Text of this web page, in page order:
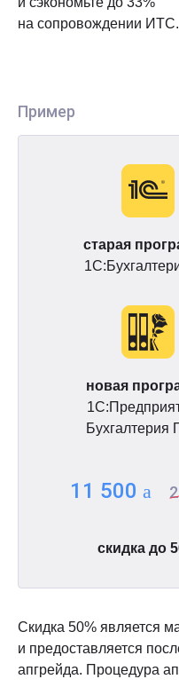
на сопровождении ИТС.
Пример
старая
новая
Бухгалтерия
11 500 a
скидка до
Скидка 50% является
и предоставляется
апгрейда. Процедура